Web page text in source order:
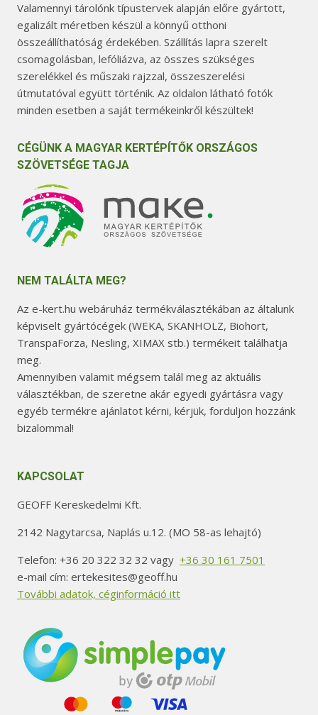
Valamennyi tárolónk típustervek alapján előre gyártott,
egalizált méretben készül a könnyű otthoni
összeállíthatóság érdekében. Szállítás lapra szerelt
csomagolásban, lefóliázva, az összes szükséges
szerelékkel és műszaki rajzzal, összeszerelési
útmutatóval együtt történik. Az oldalon látható fotók
minden esetben a saját termékeinkről készültek!
CÉGÜNK A MAGYAR KERTÉPÍTŐK ORSZÁGOS
SZÖVETSÉGE TAGJA
NEM TALÁLTA MEG?
Az e-kert.hu webáruház termékválasztékában az általunk
képviselt gyártócégek (WEKA, SKANHOLZ, Biohort,
TranspaForza, Nesling, XIMAX stb.) termékeit találhatja
meg.
Amennyiben valamit mégsem talál meg az aktuális
választékban, de szeretne akár egyedi gyártásra vagy
egyéb termékre ajánlatot kérni, kérjük, forduljon hozzánk
bizalommal!
KAPCSOLAT
GEOFF Kereskedelmi Kft.
2142 Nagytarcsa, Naplás u.12. (MO 58-as lehajtó)
Telefon: +36 20 322 32 32 vagy +36 30 161 7501
e-mail cím: ertekesites@geoff.hu
További adatok, céginformáció itt